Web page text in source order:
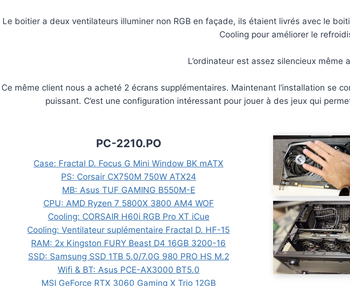
Le boitier a deux ventilateurs illuminer non RGB en façade, ils étaient livrés avec le
Cooling pour améliorer le
L’ordinateur est assez silencieux
Ce même client nous a acheté 2 écrans supplémentaires. Maintenant l’installation se
puissant. C’est une configuration intéressant pour jouer à des jeux qui
PC-2210.PO
Case: Fractal D. Focus G Mini Window BK mATX
PS: Corsair CX750M 750W ATX24
MB: Asus TUF GAMING B550M-E
CPU: AMD Ryzen 7 5800X 3800 AM4 WOF
Cooling: CORSAIR H60i RGB Pro XT iCue
Cooling: Ventilateur suplémentaire Fractal D. HF-15
RAM: 2x Kingston FURY Beast D4 16GB 3200-16
SSD: Samsung SSD 1TB 5.0/7.0G 980 PRO HS M.2
Wifi & BT: Asus PCE-AX3000 BT5.0
MSI GeForce RTX 3060 Gaming X Trio 12GB